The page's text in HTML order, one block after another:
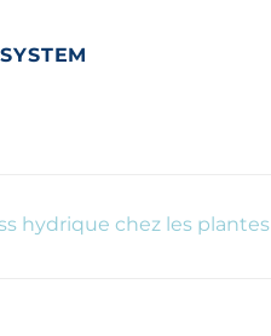
hydrique chez les plantes